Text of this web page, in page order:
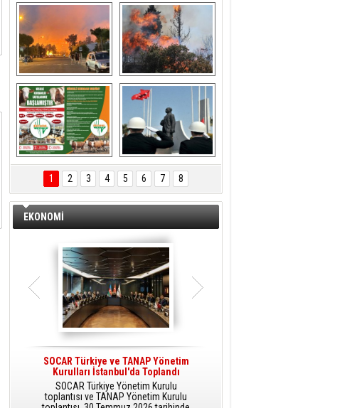
Aliağa ‘da  otluk
alanda çıkan
yangın evlere
sıçramadan
söndürüldü
Aliağa'nın Ciğerleri
ÖNAL TARIM
TANITIM FİLMİ
Aliağa'da Polis
Haftası Kutlandı
1 2 3 4 5 6 7 8
EKONOMİ
SOCAR Türkiye ve TANAP Yönetim
Kurulları İstanbul'da Toplandı
SOCAR Türkiye Yönetim Kurulu
toplantısı ve TANAP Yönetim Kurulu